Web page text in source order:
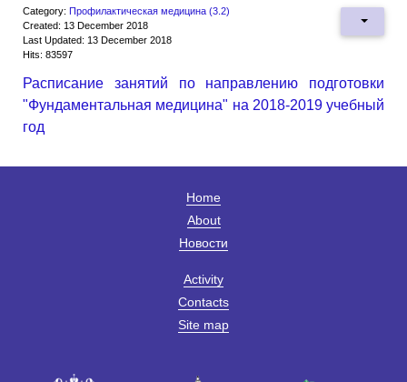
Category: Профилактическая медицина (3.2)
Created: 13 December 2018
Last Updated: 13 December 2018
Hits: 83597
Расписание занятий по направлению подготовки
"Фундаментальная медицина" на 2018-2019 учебный
год
Home
About
Новости
Activity
Contacts
Site map